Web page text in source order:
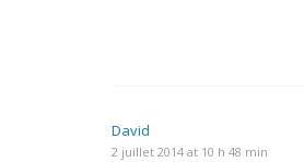
David
2 juillet 2014 at 10 h 48 min